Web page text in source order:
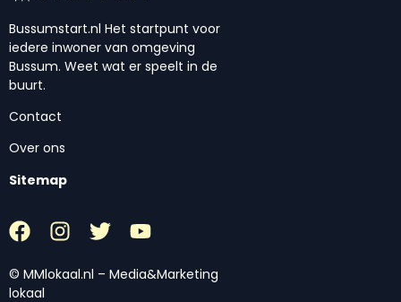
Bussumstart.nl Het startpunt voor
iedere inwoner van omgeving
Bussum. Weet wat er speelt in de
buurt.
Contact
Over ons
Sitemap
© MMlokaal.nl – Media&Marketing
lokaal